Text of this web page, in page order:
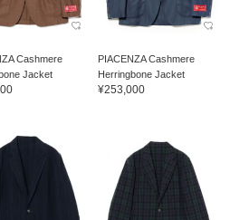
Cashmere
Jacket
PIACENZA Cashmere
Herringbone Jacket
¥253,000